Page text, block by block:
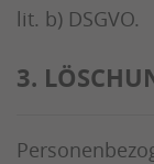
lit. b) DSGVO.
3.